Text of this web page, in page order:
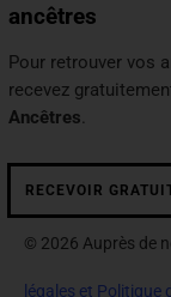
ancêtres
Pour retrouver vos
recevez
Ancêtres.
RECEVOIR
© 2026 Auprès
légales et